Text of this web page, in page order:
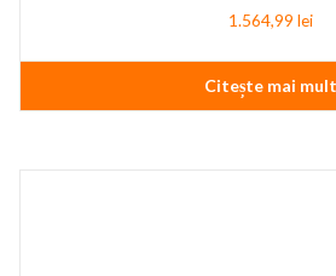
1.564,99 lei
Citește mai mult